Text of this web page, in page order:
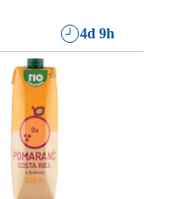
4d 9h